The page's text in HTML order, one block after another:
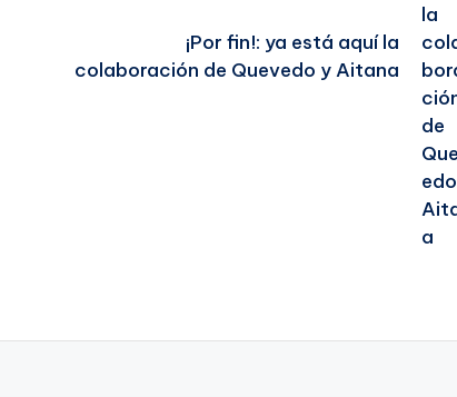
¡Por fin!: ya está aquí la
colaboración de Quevedo y Aitana